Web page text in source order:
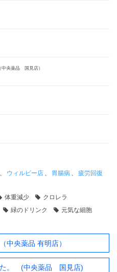
中央薬品 国見店）
ウィルビー店 胃腸病
疲労回復
体重減少
クロレラ
緑のドリンク 元気な細胞
央薬品 有明店）
た。 (中央薬品 国見店)